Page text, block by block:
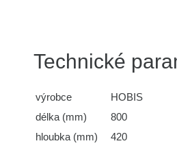
Technické
výrobce
HOBIS
délka (mm)
800
hloubka (mm)
420